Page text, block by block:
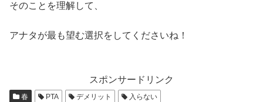
そのことを理解して、
アナタが最も望む選択をしてくださいね！
スポンサードリンク
春 PTA デメリット 入らない